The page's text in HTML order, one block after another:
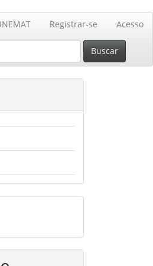
Registrar-se Acesso
Buscar